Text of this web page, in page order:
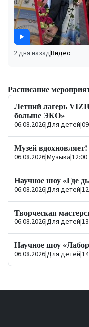
2 дня назад|Видео
Расписание
Летний лагерь
больше ЭКО»
06.08.2026|Для детей|
Музей
06.08.2026|Музыка|12:00
Научное шоу «Где
06.08.2026|Для детей|
Творческая
06.08.2026|Для детей|
Научное шоу
06.08.2026|Для детей|